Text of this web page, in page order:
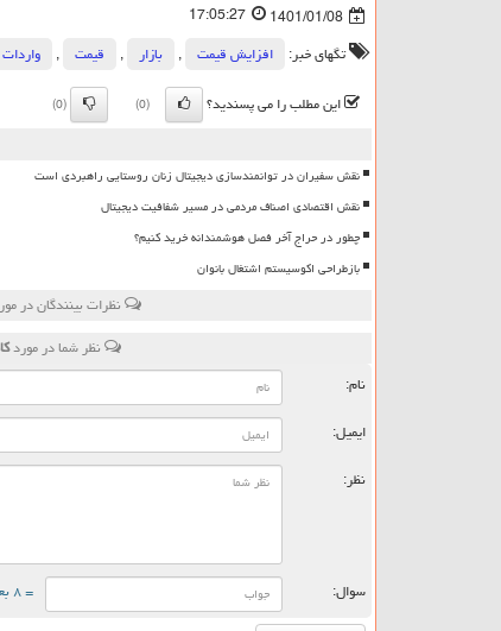
1401/01/08
17:05:27
تگهای خبر:
افزایش قیمت , بازار , قیمت ,
واردات
این مطلب را می پسندید؟
(0)
(0)
نقش سفیران در توانمندسازی دیجیتال زنان روستایی راهبردی است
نقش اقتصادی اصناف مردمی در مسیر شفافیت دیجیتال
چطور در حراج آخر فصل هوشمندانه خرید کنیم؟
بازطراحی اکوسیستم اشتغال بانوان
نظرات بینندگان در
نظر شما در مورد
نام:
ایمیل:
نظر:
سوال: = ۸ بعلاوه ۲